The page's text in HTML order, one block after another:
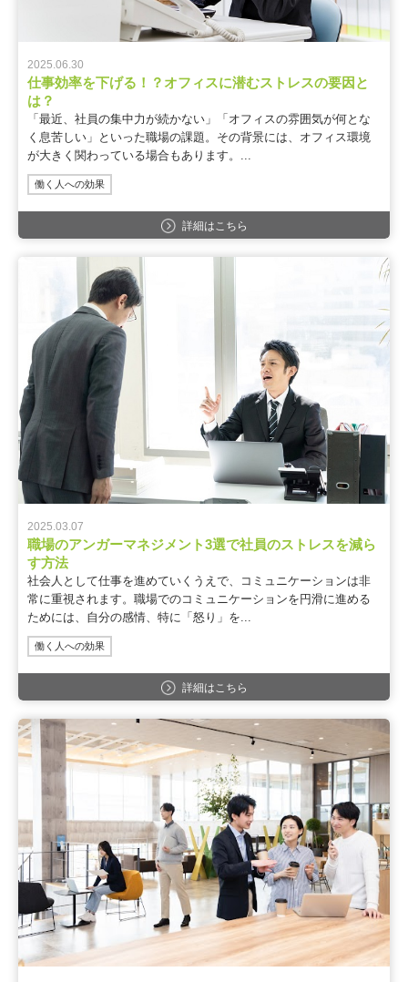
2025.06.30
仕事効率を下げる！？オフィスに潜むストレスの要因と
は？
「最近、社員の集中力が続かない」「オフィスの雰囲気が何とな
く息苦しい」といった職場の課題。その背景には、オフィス環境
が大きく関わっている場合もあります。...
働く人への効果
詳細はこちら
2025.03.07
職場のアンガーマネジメント3選で社員のストレスを減ら
す方法
社会人として仕事を進めていくうえで、コミュニケーションは非
常に重視されます。職場でのコミュニケーションを円滑に進める
ためには、自分の感情、特に「怒り」を...
働く人への効果
詳細はこちら